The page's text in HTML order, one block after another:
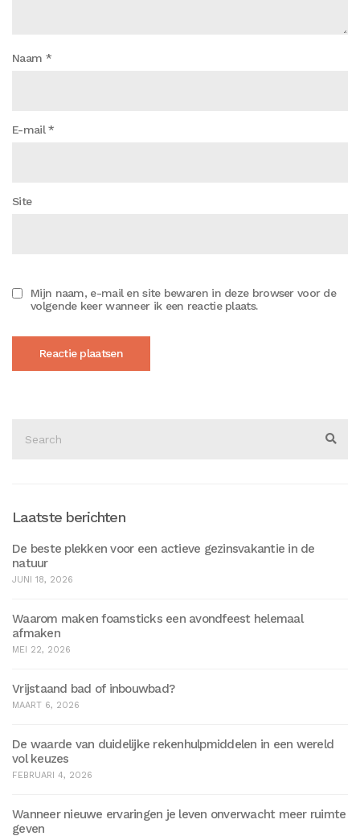
Naam *
E-mail*
Site
Mijn naam, e-mail en site bewaren in deze browser voor de
volgende keer wanneer ik een reactie plaats.
for:
Laatste berichten
De beste plekken voor een actieve gezinsvakantie in de
natuur
JUNI 18, 2026
Waarom maken foamsticks een avondfeest helemaal
afmaken
MEI 22, 2026
Vrijstaand bad of inbouwbad?
MAART 6, 2026
De waarde van duidelijke rekenhulpmiddelen in een wereld
vol keuzes
FEBRUARI 4, 2026
Wanneer nieuwe ervaringen je leven onverwacht meer ruimte
geven